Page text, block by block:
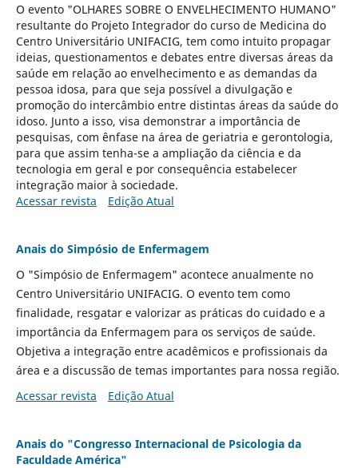
O evento "OLHARES SOBRE O ENVELHECIMENTO HUMANO"
resultante do Projeto Integrador do curso de Medicina do
Centro Universitário UNIFACIG, tem como intuito propagar
ideias, questionamentos e debates entre diversas áreas da
saúde em relação ao envelhecimento e as demandas da
pessoa idosa, para que seja possível a divulgação e
promoção do intercâmbio entre distintas áreas da saúde do
idoso. Junto a isso, visa demonstrar a importância de
pesquisas, com ênfase na área de geriatria e gerontologia,
para que assim tenha-se a ampliação da ciência e da
tecnologia em geral e por consequência estabelecer
integração maior à sociedade.
Acessar revista
Edição Atual
Anais do Simpósio de Enfermagem
O "Simpósio de Enfermagem" acontece anualmente no
Centro Universitário UNIFACIG. O evento tem como
finalidade, resgatar e valorizar as práticas do cuidado e a
importância da Enfermagem para os serviços de saúde.
Objetiva a integração entre acadêmicos e profissionais da
área e a discussão de temas importantes para nossa região.
Acessar revista
Edição Atual
Anais do "Congresso Internacional de Psicologia da
Faculdade América"